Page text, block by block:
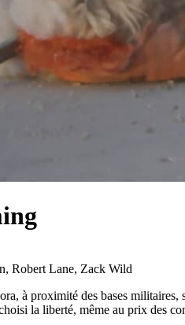
Robert Lane, Zack Wild
à proximité des bases
la liberté, même au prix des